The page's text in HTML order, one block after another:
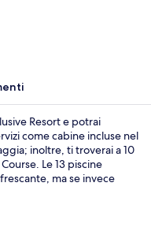
Resort e potrai
come cabine incluse nel
inoltre, ti troverai a 10
Le 13 piscine
ma se invece
Luce, uno dei 8
serve la cena. Gli altri